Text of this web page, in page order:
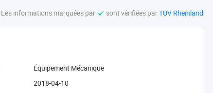
Les informations marquées par sont vérifiées parTÜV Rheinland
‪Équipement Mécanique‬
2018-04-10